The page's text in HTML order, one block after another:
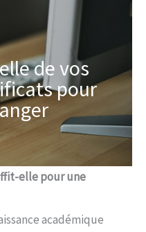
de vos
pour
elle pour une
académique